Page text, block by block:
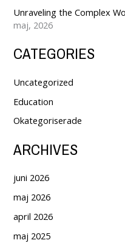
Unraveling the Complex
maj, 2026
CATEGORIES
Uncategorized
Education
Okategoriserade
ARCHIVES
juni 2026
maj 2026
april 2026
maj 2025